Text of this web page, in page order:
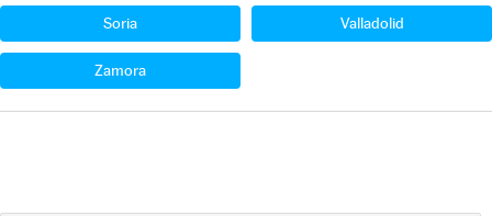
Soria Valladolid
Zamora